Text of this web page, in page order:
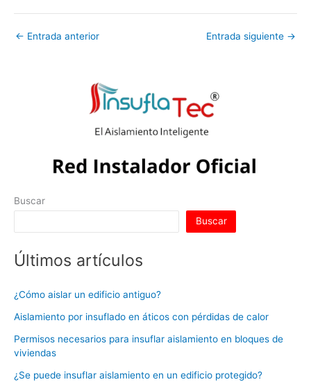
← Entrada anterior Entrada siguiente →
Buscar
Buscar
Últimos artículos
¿Cómo aislar un edificio antiguo?
Aislamiento por insuflado en áticos con pérdidas de calor
Permisos necesarios para insuflar aislamiento en bloques de
viviendas
¿Se puede insuflar aislamiento en un edificio protegido?